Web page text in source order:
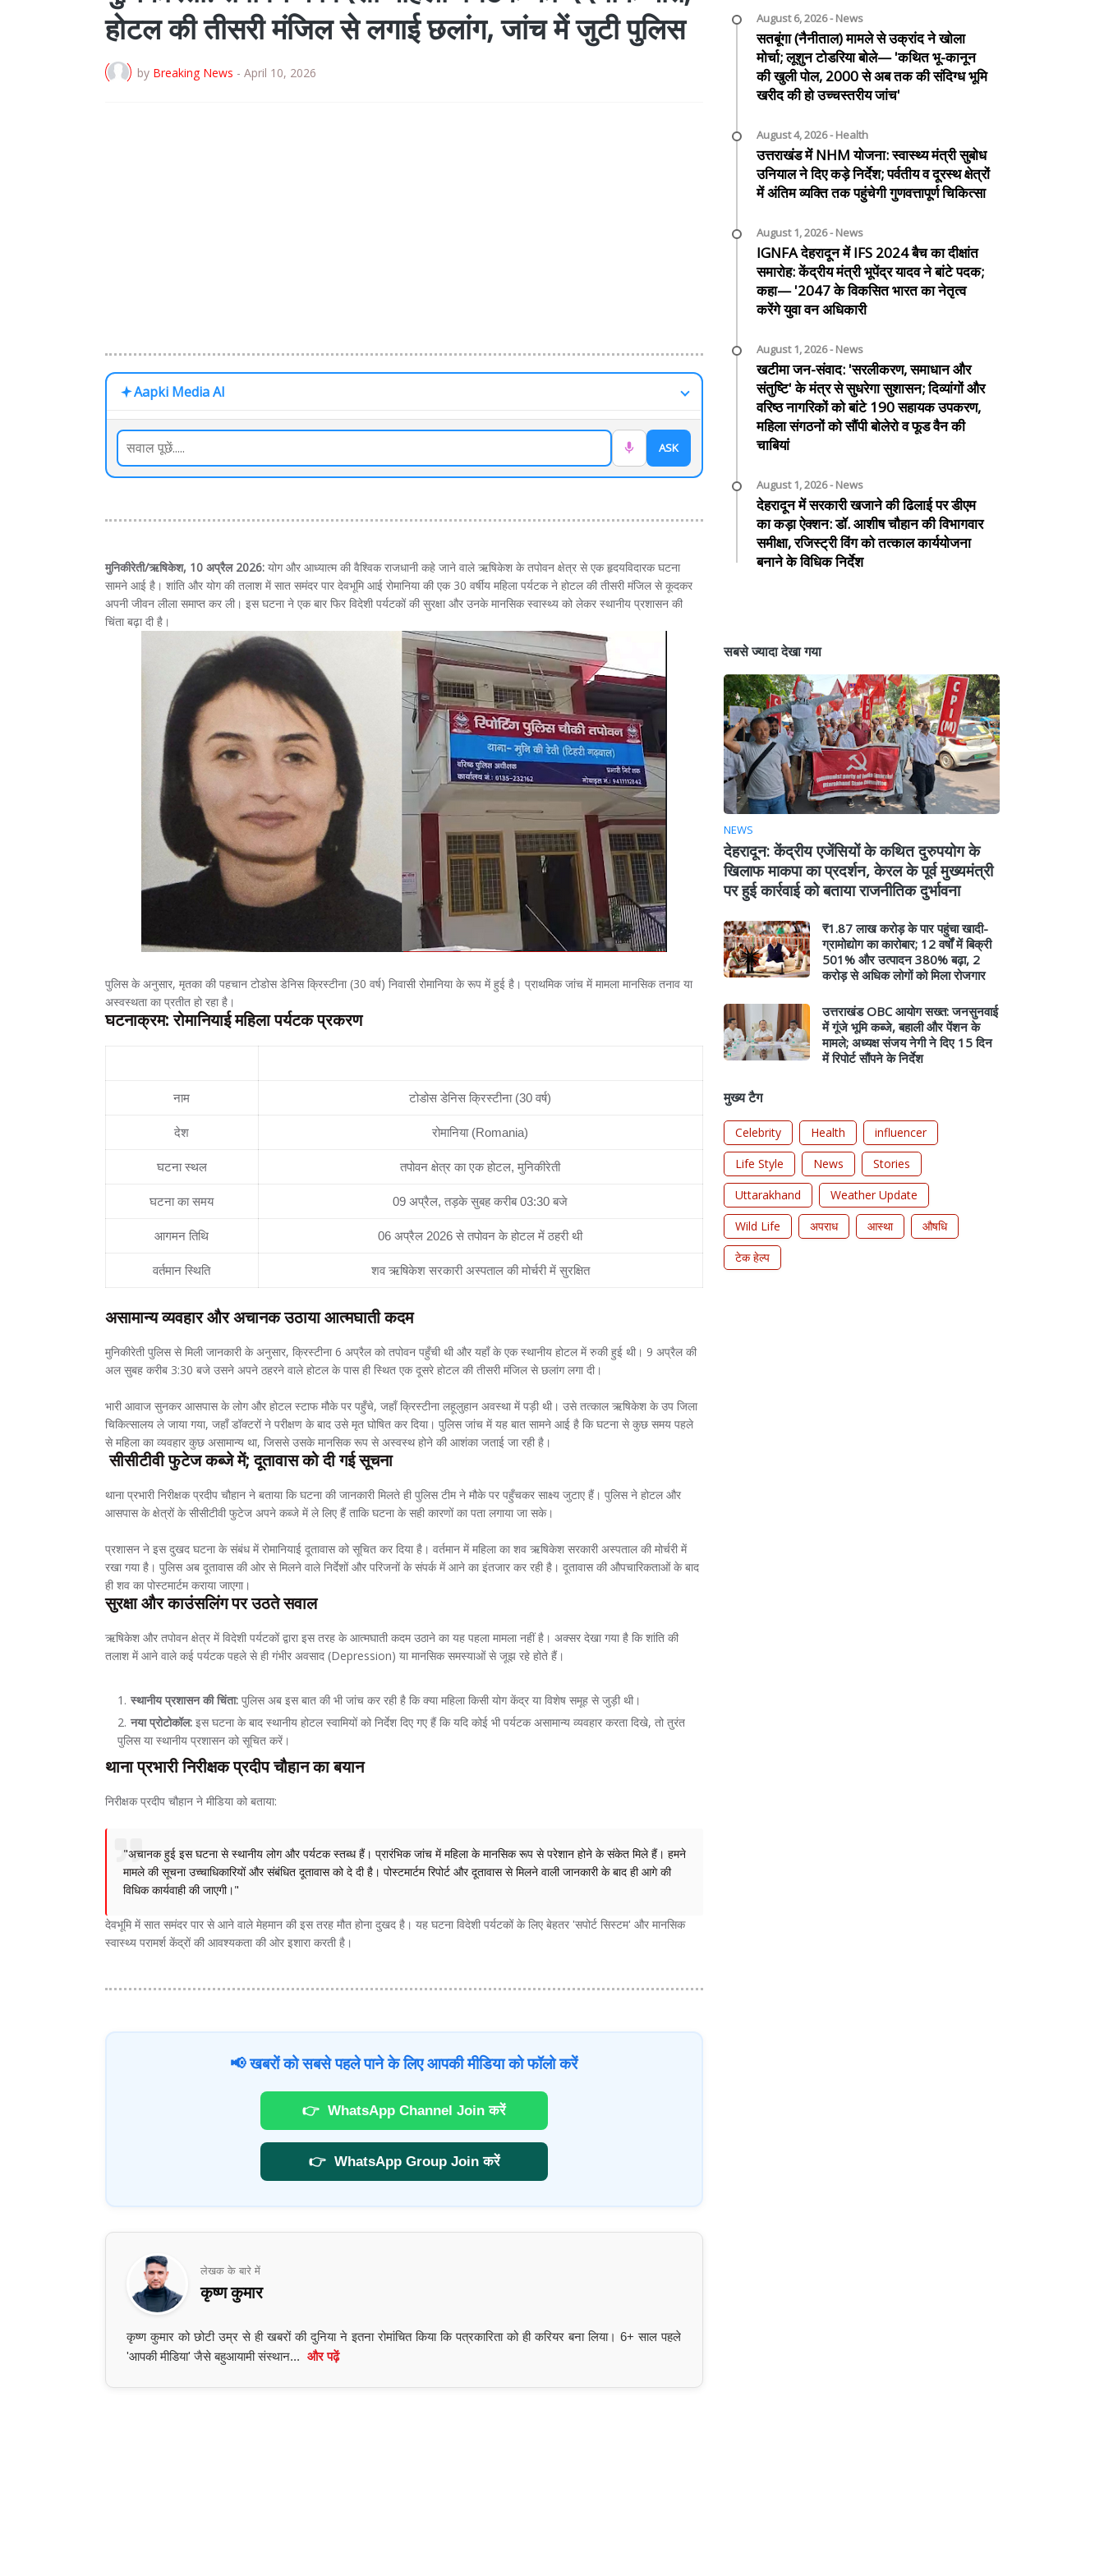
होटल की तीसरी मंजिल से लगाई छलांग, जांच में जुटी पुलिस
by Breaking News - April 10, 2026
Aapki Media AI
ASK
मुनिकीरेती/ऋषिकेश, 10 अप्रैल 2026: योग और आध्यात्म की वैश्विक राजधानी कहे जाने वाले ऋषिकेश के तपोवन क्षेत्र से एक हृदयविदारक घटना
सामने आई है। शांति और योग की तलाश में सात समंदर पार देवभूमि आई रोमानिया की एक 30 वर्षीय महिला पर्यटक ने होटल की तीसरी मंजिल से कूदकर
अपनी जीवन लीला समाप्त कर ली। इस घटना ने एक बार फिर विदेशी पर्यटकों की सुरक्षा और उनके मानसिक स्वास्थ्य को लेकर स्थानीय प्रशासन की
चिंता बढ़ा दी है।
पुलिस के अनुसार, मृतका की पहचान टोडोस डेनिस क्रिस्टीना (30 वर्ष) निवासी रोमानिया के रूप में हुई है। प्राथमिक जांच में मामला मानसिक तनाव या
अस्वस्थता का प्रतीत हो रहा है।
घटनाक्रम: रोमानियाई महिला पर्यटक प्रकरण
नाम टोडोस डेनिस क्रिस्टीना (30 वर्ष)
देश रोमानिया (Romania)
घटना स्थल तपोवन क्षेत्र का एक होटल, मुनिकीरेती
घटना का समय 09 अप्रैल, तड़के सुबह करीब 03:30 बजे
आगमन तिथि 06 अप्रैल 2026 से तपोवन के होटल में ठहरी थी
वर्तमान स्थिति शव ऋषिकेश सरकारी अस्पताल की मोर्चरी में सुरक्षित
असामान्य व्यवहार और अचानक उठाया आत्मघाती कदम
मुनिकीरेती पुलिस से मिली जानकारी के अनुसार, क्रिस्टीना 6 अप्रैल को तपोवन पहुँची थी और यहाँ के एक स्थानीय होटल में रुकी हुई थी। 9 अप्रैल की
अल सुबह करीब 3:30 बजे उसने अपने ठहरने वाले होटल के पास ही स्थित एक दूसरे होटल की तीसरी मंजिल से छलांग लगा दी।
भारी आवाज सुनकर आसपास के लोग और होटल स्टाफ मौके पर पहुँचे, जहाँ क्रिस्टीना लहूलुहान अवस्था में पड़ी थी। उसे तत्काल ऋषिकेश के उप जिला
चिकित्सालय ले जाया गया, जहाँ डॉक्टरों ने परीक्षण के बाद उसे मृत घोषित कर दिया। पुलिस जांच में यह बात सामने आई है कि घटना से कुछ समय पहले
से महिला का व्यवहार कुछ असामान्य था, जिससे उसके मानसिक रूप से अस्वस्थ होने की आशंका जताई जा रही है।
सीसीटीवी फुटेज कब्जे में; दूतावास को दी गई सूचना
थाना प्रभारी निरीक्षक प्रदीप चौहान ने बताया कि घटना की जानकारी मिलते ही पुलिस टीम ने मौके पर पहुँचकर साक्ष्य जुटाए हैं। पुलिस ने होटल और
आसपास के क्षेत्रों के सीसीटीवी फुटेज अपने कब्जे में ले लिए हैं ताकि घटना के सही कारणों का पता लगाया जा सके।
प्रशासन ने इस दुखद घटना के संबंध में रोमानियाई दूतावास को सूचित कर दिया है। वर्तमान में महिला का शव ऋषिकेश सरकारी अस्पताल की मोर्चरी में
रखा गया है। पुलिस अब दूतावास की ओर से मिलने वाले निर्देशों और परिजनों के संपर्क में आने का इंतजार कर रही है। दूतावास की औपचारिकताओं के बाद
ही शव का पोस्टमार्टम कराया जाएगा।
सुरक्षा और काउंसलिंग पर उठते सवाल
ऋषिकेश और तपोवन क्षेत्र में विदेशी पर्यटकों द्वारा इस तरह के आत्मघाती कदम उठाने का यह पहला मामला नहीं है। अक्सर देखा गया है कि शांति की
तलाश में आने वाले कई पर्यटक पहले से ही गंभीर अवसाद (Depression) या मानसिक समस्याओं से जूझ रहे होते हैं।
स्थानीय प्रशासन की चिंता:पुलिस अब इस बात की भी जांच कर रही है कि क्या महिला किसी योग केंद्र या विशेष समूह से जुड़ी थी।
नया प्रोटोकॉल:इस घटना के बाद स्थानीय होटल स्वामियों को निर्देश दिए गए हैं कि यदि कोई भी पर्यटक असामान्य व्यवहार करता दिखे, तो तुरंत
पुलिस या स्थानीय प्रशासन को सूचित करें।
थाना प्रभारी निरीक्षक प्रदीप चौहान का बयान
निरीक्षक प्रदीप चौहान ने मीडिया को बताया:
"अचानक हुई इस घटना से स्थानीय लोग और पर्यटक स्तब्ध हैं। प्रारंभिक जांच में महिला के मानसिक रूप से परेशान होने के संकेत मिले हैं। हमने
मामले की सूचना उच्चाधिकारियों और संबंधित दूतावास को दे दी है। पोस्टमार्टम रिपोर्ट और दूतावास से मिलने वाली जानकारी के बाद ही आगे की
विधिक कार्यवाही की जाएगी।"
देवभूमि में सात समंदर पार से आने वाले मेहमान की इस तरह मौत होना दुखद है। यह घटना विदेशी पर्यटकों के लिए बेहतर 'सपोर्ट सिस्टम' और मानसिक
स्वास्थ्य परामर्श केंद्रों की आवश्यकता की ओर इशारा करती है।
📢 खबरों को सबसे पहले पाने के लिए आपकी मीडिया को फॉलो करें
👉 WhatsApp Channel Join करें
👉 WhatsApp Group Join करें
लेखक के बारे में
कृष्ण कुमार
कृष्ण कुमार को छोटी उम्र से ही खबरों की दुनिया ने इतना रोमांचित किया कि पत्रकारिता को ही करियर बना लिया। 6+ साल पहले
'आपकी मीडिया' जैसे बहुआयामी संस्थान... और पढ़ें
August 6, 2026 - News
सतबूंगा (नैनीताल) मामले से उक्रांद ने खोला
मोर्चा; लूशुन टोडरिया बोले— 'कथित भू-कानून
की खुली पोल, 2000 से अब तक की संदिग्ध भूमि
खरीद की हो उच्चस्तरीय जांच'
August 4, 2026 - Health
उत्तराखंड में NHM योजना: स्वास्थ्य मंत्री सुबोध
उनियाल ने दिए कड़े निर्देश; पर्वतीय व दूरस्थ क्षेत्रों
में अंतिम व्यक्ति तक पहुंचेगी गुणवत्तापूर्ण चिकित्सा
August 1, 2026 - News
IGNFA देहरादून में IFS 2024 बैच का दीक्षांत
समारोह: केंद्रीय मंत्री भूपेंद्र यादव ने बांटे पदक;
कहा— '2047 के विकसित भारत का नेतृत्व
करेंगे युवा वन अधिकारी
August 1, 2026 - News
खटीमा जन-संवाद: 'सरलीकरण, समाधान और
संतुष्टि' के मंत्र से सुधरेगा सुशासन; दिव्यांगों और
वरिष्ठ नागरिकों को बांटे 190 सहायक उपकरण,
महिला संगठनों को सौंपी बोलेरो व फूड वैन की
चाबियां
August 1, 2026 - News
देहरादून में सरकारी खजाने की ढिलाई पर डीएम
का कड़ा ऐक्शन: डॉ. आशीष चौहान की विभागवार
समीक्षा, रजिस्ट्री विंग को तत्काल कार्ययोजना
बनाने के विधिक निर्देश
सबसे ज्यादा देखा गया
NEWS
देहरादून: केंद्रीय एजेंसियों के कथित दुरुपयोग के
खिलाफ माकपा का प्रदर्शन, केरल के पूर्व मुख्यमंत्री
पर हुई कार्रवाई को बताया राजनीतिक दुर्भावना
₹1.87 लाख करोड़ के पार पहुंचा खादी-
ग्रामोद्योग का कारोबार; 12 वर्षों में बिक्री
501% और उत्पादन 380% बढ़ा, 2
करोड़ से अधिक लोगों को मिला रोजगार
उत्तराखंड OBC आयोग सख्त: जनसुनवाई
में गूंजे भूमि कब्जे, बहाली और पेंशन के
मामले; अध्यक्ष संजय नेगी ने दिए 15 दिन
में रिपोर्ट सौंपने के निर्देश
मुख्य टैग
Celebrity Health
influencer
Life Style
News
Stories
Uttarakhand
Weather Update
Wild Life
अपराध आस्था
औषधि
टेक हेल्प